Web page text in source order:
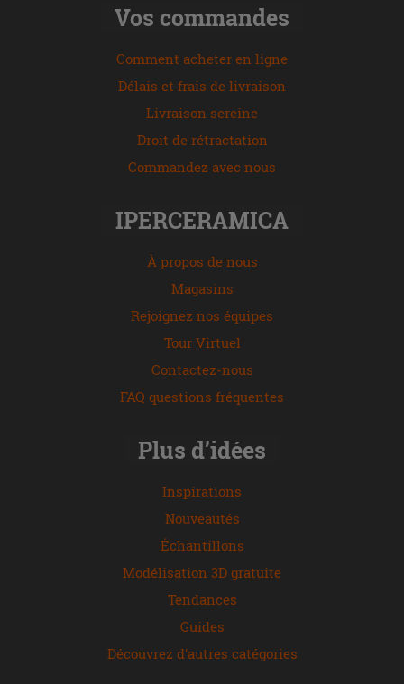
Vos commandes
Comment acheter en ligne
Délais et frais de livraison
Livraison sereine
Droit de rétractation
Commandez avec nous
IPERCERAMICA
À propos de nous
Magasins
Rejoignez nos équipes
Tour Virtuel
Contactez-nous
FAQ questions fréquentes
Plus d’idées
Inspirations
Nouveautés
Échantillons
Modélisation 3D gratuite
Tendances
Guides
Découvrez d'autres catégories